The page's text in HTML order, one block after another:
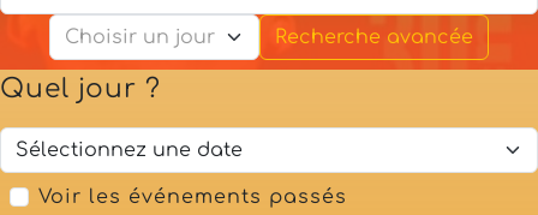
Recherche avancée
Quel jour ?
Voir les événements passés